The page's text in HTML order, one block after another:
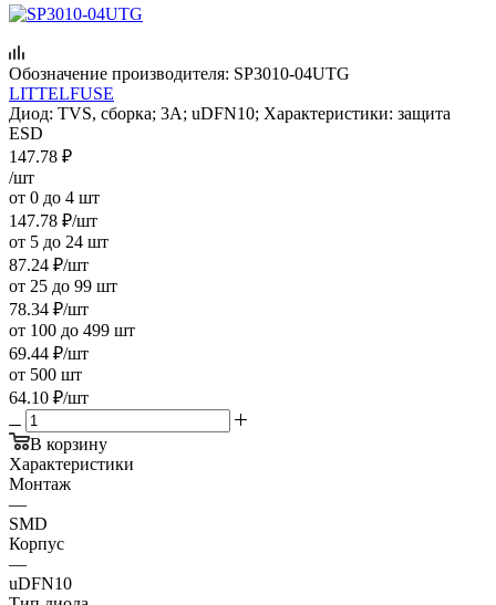
Обозначение производителя: SP3010-04UTG
LITTELFUSE
Диод: TVS, сборка; 3А; uDFN10; Характеристики: защита
ESD
147.78 ₽
/шт
от 0 до 4 шт
147.78 ₽/шт
от 5 до 24 шт
87.24 ₽/шт
от 25 до 99 шт
78.34 ₽/шт
от 100 до 499 шт
69.44 ₽/шт
от 500 шт
64.10 ₽/шт
В корзину
Характеристики
Монтаж
—
SMD
Корпус
—
uDFN10